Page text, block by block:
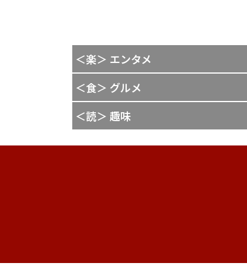
＜楽＞ エンタメ
＜食＞ グルメ
＜読＞ 趣味